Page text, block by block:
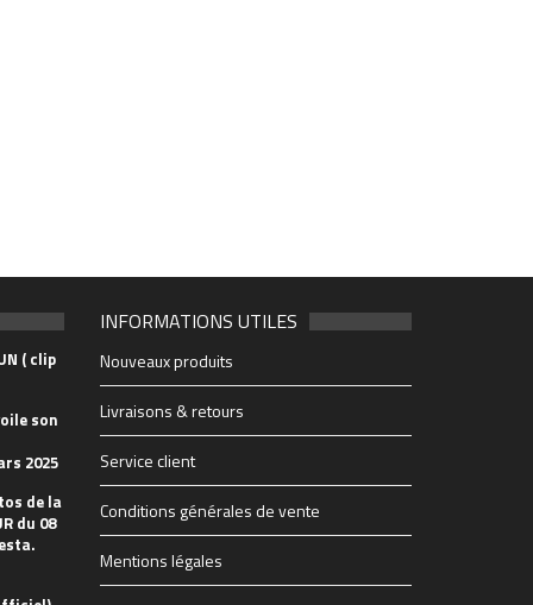
( clip
son
2025
de la
du 08
INFORMATIONS UTILES
Nouveaux produits
Livraisons & retours
Service client
Conditions générales de vente
Mentions légales